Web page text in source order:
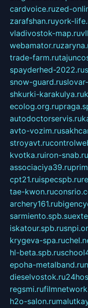
cardvoice.ruzed-
zarafshan.ruyork-
vladivostok-map.ru
webamator.ru
trade-farm.ru
spayderhed-2022.ru
snow-guard.ru
shkurki-karakulya.ru
ecolog.org.ru
autodoctorservis.ru
avto-vozim.ru
stroyavt.ru
kvotka.ruiron-snab.ru
associaciya39.ru
cpt21.ruispecspb.ru
tae-kwon.ru
archery161.ru
sarmiento.spb.su
iskatour.spb.ru
krygeva-spa.ru
hl-beta.spb.ru
epoha-metalband.ru
dieselvostok.ru
regsmi.ru
h2o-salon.ru